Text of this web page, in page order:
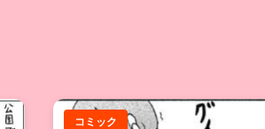
コミック